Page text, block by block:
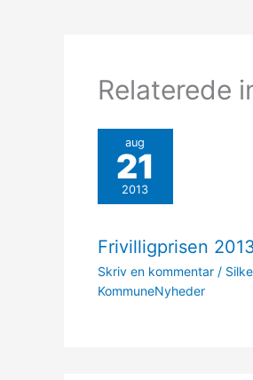
Relaterede
aug
21
2013
Frivilligprisen
Skriv en kommentar /
KommuneNyheder